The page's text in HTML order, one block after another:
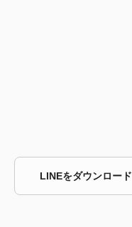
LINEをダウンロード